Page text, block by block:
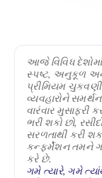
આજે વિવિધ
સ્પષ્ટ, અનુકૂળ
પ્રીમિયમ ચુકવણી
વ્યવહારોને
વારંવાર
ભરી શકો છો,
સરળતાથી કરી
કન્ફર્મેશન તમને
કરે છે.
ગમે ત્યારે, ગમે